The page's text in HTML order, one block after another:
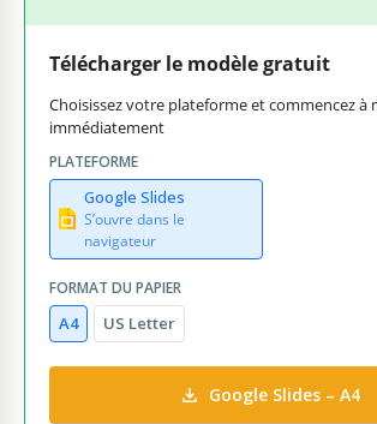
Télécharger le modèle gratuit
Choisissez votre plateforme et commencez à
immédiatement
PLATEFORME
Google Slides
S’ouvre dans le
navigateur
FORMAT DU PAPIER
A4 US Letter
Google Slides – A4